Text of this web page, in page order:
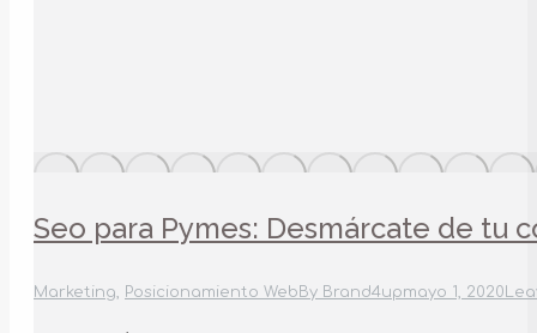
Seo para Pymes: Desmárcate de tu
Marketing, Posicionamiento Web By Brand4upmayo 1, 2020